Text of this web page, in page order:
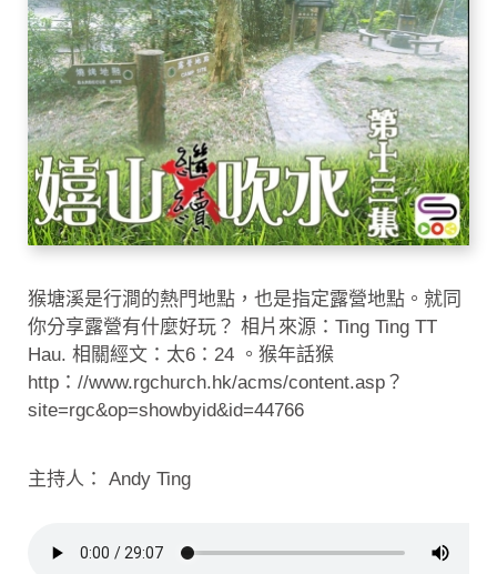
猴塘溪是行澗的熱門地點，也是指定露營地點。就同
你分享露營有什麼好玩？ 相片來源：Ting Ting TT
Hau. 相關經文：太6：24 。猴年話猴
http：//www.rgchurch.hk/acms/content.asp？
site=rgc&op=showbyid&id=44766
主持人： Andy Ting